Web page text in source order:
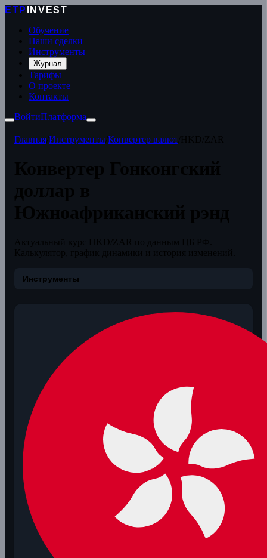
ETP
INVEST
Обучение
Наши сделки
Инструменты
Журнал
Тарифы
О проекте
Контакты
ВойтиПлатформа
Главная Инструменты Конвертер валют
Инструменты